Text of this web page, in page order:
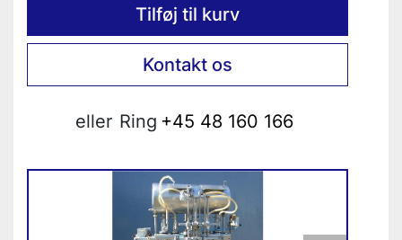
Tilføj til kurv
Kontakt os
eller Ring +45 48 160 166